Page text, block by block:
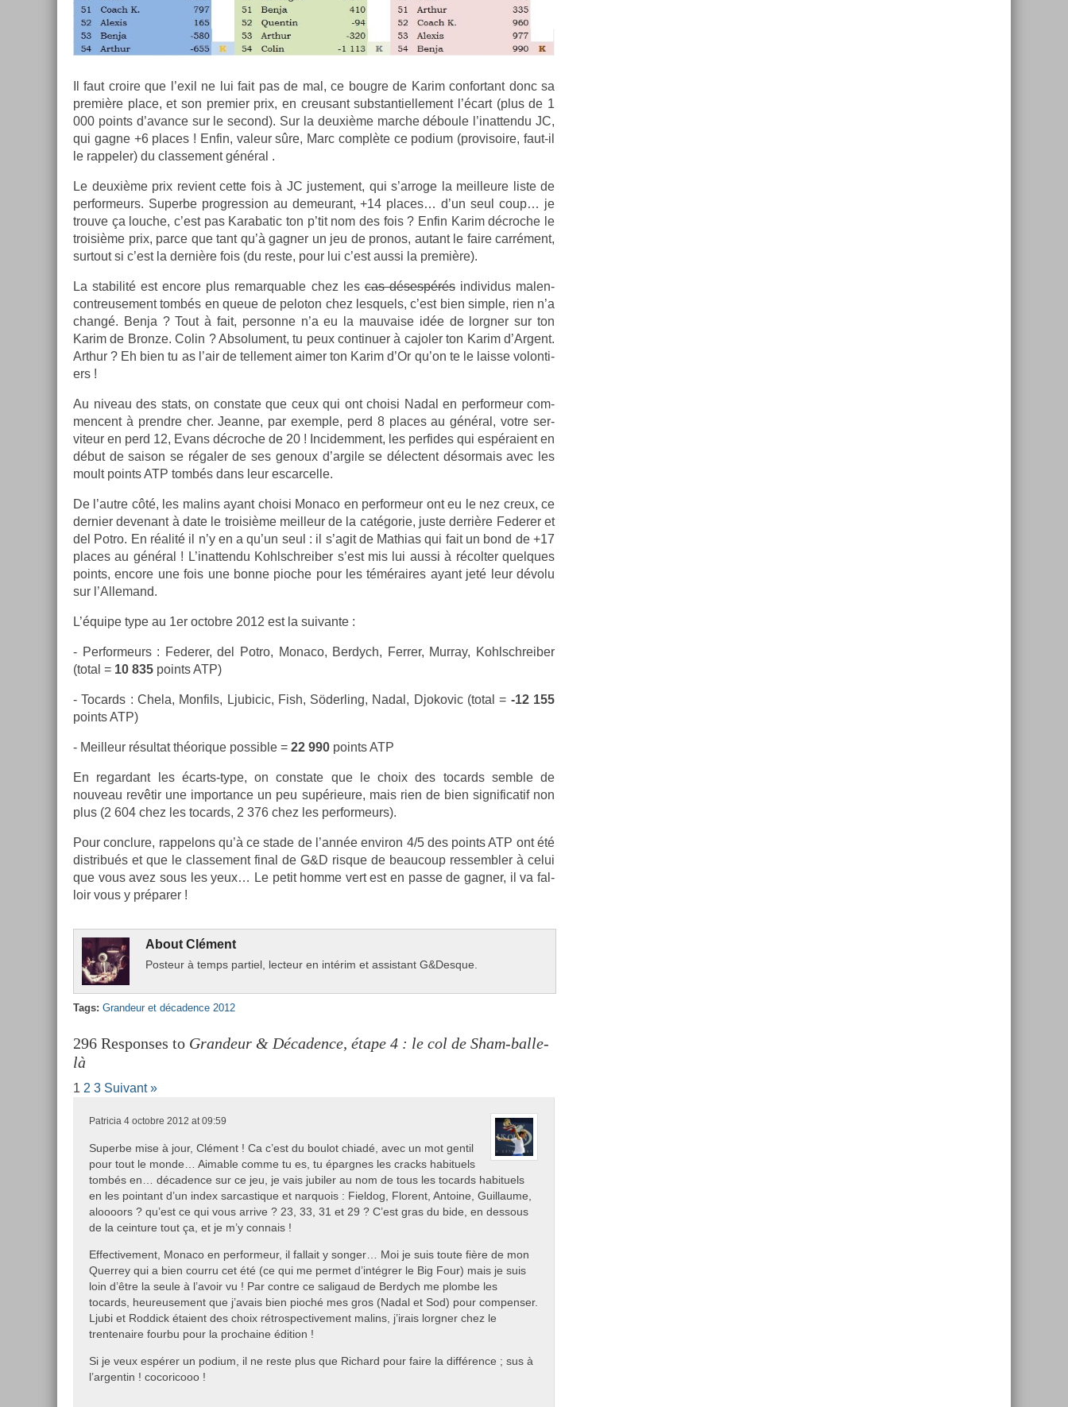
Il faut croire que l’exil ne lui fait pas de mal, ce boug­re de Karim con­for­tant donc sa
première place, et son pre­mi­er prix, en creusant sub­stan­tiel­le­ment l’écart (plus de 1
000 points d’avan­ce sur le second). Sur la deuxième marche déboule l’inat­tendu JC,
qui gagne +6 places ! Enfin, valeur sûre, Marc complète ce podium (pro­visoire, faut-il
le rap­pel­er) du clas­se­ment général .
Le deuxième prix re­vient cette fois à JC just­e­ment, qui s’ar­roge la meil­leure liste de
per­for­meurs. Super­be pro­gress­ion au de­meurant, +14 places… d’un seul coup… je
trouve ça louc­he, c’est pas Karabatic ton p’tit nom des fois ? Enfin Karim décroc­he le
troisiè­me prix, parce que tant qu’à gagn­er un jeu de pro­nos, autant le faire carrément,
sur­tout si c’est la dernière fois (du reste, pour lui c’est aussi la première).
La stabilité est en­core plus re­mar­qu­able chez lescas désespérésin­dividus mal­en­
contreuse­ment tombés en queue de peloton chez les­quels, c’est bien sim­ple, rien n’a
changé. Benja ? Tout à fait, per­son­ne n’a eu la mauva­ise idée de lorgn­er sur ton
Karim de Bron­ze. Colin ? Ab­solu­ment, tu peux con­tinu­er à cajol­er ton Karim d’Ar­gent.
Arthur ? Eh bien tu as l’air de tel­le­ment aimer ton Karim d’Or qu’on te le lais­se volon­ti­
ers !
Au niveau des stats, on con­state que ceux qui ont choisi Nadal en per­for­meur com­
men­cent à pre­ndre cher. Jean­ne, par ex­em­ple, perd 8 places au général, votre ser­
viteur en perd 12, Evans décroc­he de 20 ! In­cidem­ment, les per­fides qui espéraient en
début de saison se régaler de ses genoux d’ar­gile se délec­tent désor­mais avec les
moult points ATP tombés dans leur es­carcel­le.
De l’autre côté, les mal­ins ayant choisi Monaco en per­for­meur ont eu le nez creux, ce
de­rni­er de­venant à date le troisiè­me meil­leur de la catégorie, juste derrière Feder­er et
del Potro. En réalité il n’y en a qu’un seul : il s’agit de Mat­hias qui fait un bond de +17
places au général ! L’inat­tendu Kohlschreib­er s’est mis lui aussi à récolt­er quel­ques
points, en­core une fois une bonne pioc­he pour les téméraires ayant jeté leur dévolu
sur l’Al­lemand.
L’équipe type au 1er oc­tob­re 2012 est la suivan­te :
- Per­for­meurs : Feder­er, del Potro, Monaco, Be­rdych, Ferr­er, Mur­ray, Kohlschreib­er
(total = 10 835 points ATP)
- Tocards : Chela, Mon­fils, Ljubicic, Fish, Söderl­ing, Nadal, Djokovic (total = -12 155
points ATP)
- Meil­leur résul­tat théorique pos­sible = 22 990 points ATP
En re­gar­dant les écarts-type, on con­state que le choix des tocards semble de
nouveau revêtir une im­por­tance un peu sup­érieure, mais rien de bien sig­nificatif non
plus (2 604 chez les tocards, 2 376 chez les per­for­meurs).
Pour con­clure, rap­pelons qu’à ce stade de l’année en­viron 4/5 des points ATP ont été
dis­tribués et que le clas­se­ment final de G&D ris­que de be­aucoup re­ssembl­er à celui
que vous avez sous les yeux… Le petit homme vert est en passe de gagn­er, il va fal­
loir vous y préparer !
About Clément
Post­eur à temps par­tiel, lec­teur en intérim et as­sis­tant G&Des­que.
Tags: Gran­deur et décad­ence 2012
296 Responses to Grandeur & Décadence, étape 4 : le col de Sham-balle-
là
1 2 3 Suivant »
Patricia 4 octobre 2012 at 09:59
Superbe mise à jour, Clément ! Ca c’est du boulot chiadé, avec un mot gentil
pour tout le monde… Aimable comme tu es, tu épargnes les cracks habituels
tombés en… décadence sur ce jeu, je vais jubiler au nom de tous les tocards habituels
en les pointant d’un index sarcastique et narquois : Fieldog, Florent, Antoine, Guillaume,
aloooors ? qu’est ce qui vous arrive ? 23, 33, 31 et 29 ? C’est gras du bide, en dessous
de la ceinture tout ça, et je m’y connais !
Effectivement, Monaco en performeur, il fallait y songer… Moi je suis toute fière de mon
Querrey qui a bien courru cet été (ce qui me permet d’intégrer le Big Four) mais je suis
loin d’être la seule à l’avoir vu ! Par contre ce saligaud de Berdych me plombe les
tocards, heureusement que j’avais bien pioché mes gros (Nadal et Sod) pour compenser.
Ljubi et Roddick étaient des choix rétrospectivement malins, j’irais lorgner chez le
trentenaire fourbu pour la prochaine édition !
Si je veux espérer un podium, il ne reste plus que Richard pour faire la différence ; sus à
l’argentin ! cocoricooo !